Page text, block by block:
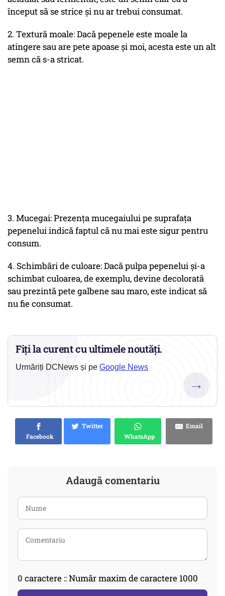
început să se strice și nu ar trebui consumat.
2. Textură moale: Dacă pepenele este moale la
atingere sau are pete apoase și moi, acesta este un alt
semn că s-a stricat.
3. Mucegai: Prezența mucegaiului pe suprafața
pepenelui indică faptul că nu mai este sigur pentru
consum.
4. Schimbări de culoare: Dacă pulpa pepenelui și-a
schimbat culoarea, de exemplu, devine decolorată
sau prezintă pete galbene sau maro, este indicat să
nu fie consumat.
Fiți la curent cu ultimele noutăți.
Urmăriți DCNews și pe Google News
→
Facebook
Twitter
WhatsApp
Email
Adaugă comentariu
0 caractere :: Număr maxim de caractere 1000